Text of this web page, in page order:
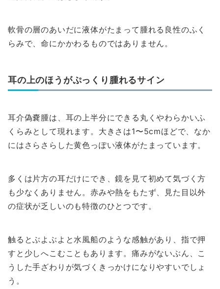
軟骨の層のあいだに液体がたまって腫れる良性のふく
らみで、命にかかわるものではありません。
耳の上のほうがぷっくり腫れるサイン
耳介偽嚢腫は、耳の上半分にできる丸くやわらかいふ
くらみとして現れます。大きさは1〜5cmほどで、なか
にはさらさらした黄色っぽい液体がたまっています。
多くは片方の耳だけにでき、鏡を見て初めて気づく方
も少なくありません。赤みや熱をもたず、見た目以外
の症状が乏しいのも特徴のひとつです。
触るとぶよぶよと水風船のような感触があり、指で押
すと少しへこむこともあります。痛みがないぶん、こ
うした手ざわりが気づくきっかけになりやすいでしょ
う。